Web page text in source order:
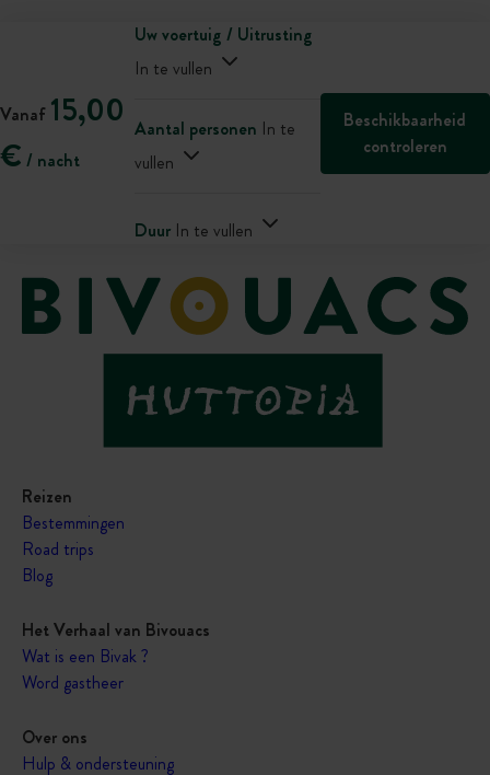
Vanaf 15,00
€ / nacht
Uw voertuig / Uitrusting
In te vullen
Aantal personen In te
vullen
Duur In te vullen
Beschikbaarheid
controleren
Reizen
Bestemmingen
Road trips
Blog
Het Verhaal van Bivouacs
Wat is een Bivak ?
Word gastheer
Over ons
Hulp & ondersteuning